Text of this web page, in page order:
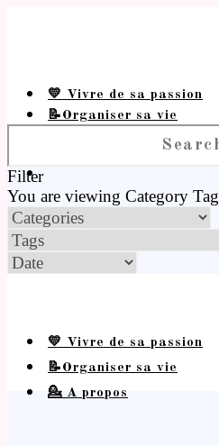
💛 Vivre de sa passion
📝Organiser sa vie
Filter
You are viewing Category Tag
💛 Vivre de sa passion
📝Organiser sa vie
💁 A propos